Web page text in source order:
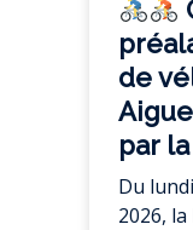
de
par
Du
2026,